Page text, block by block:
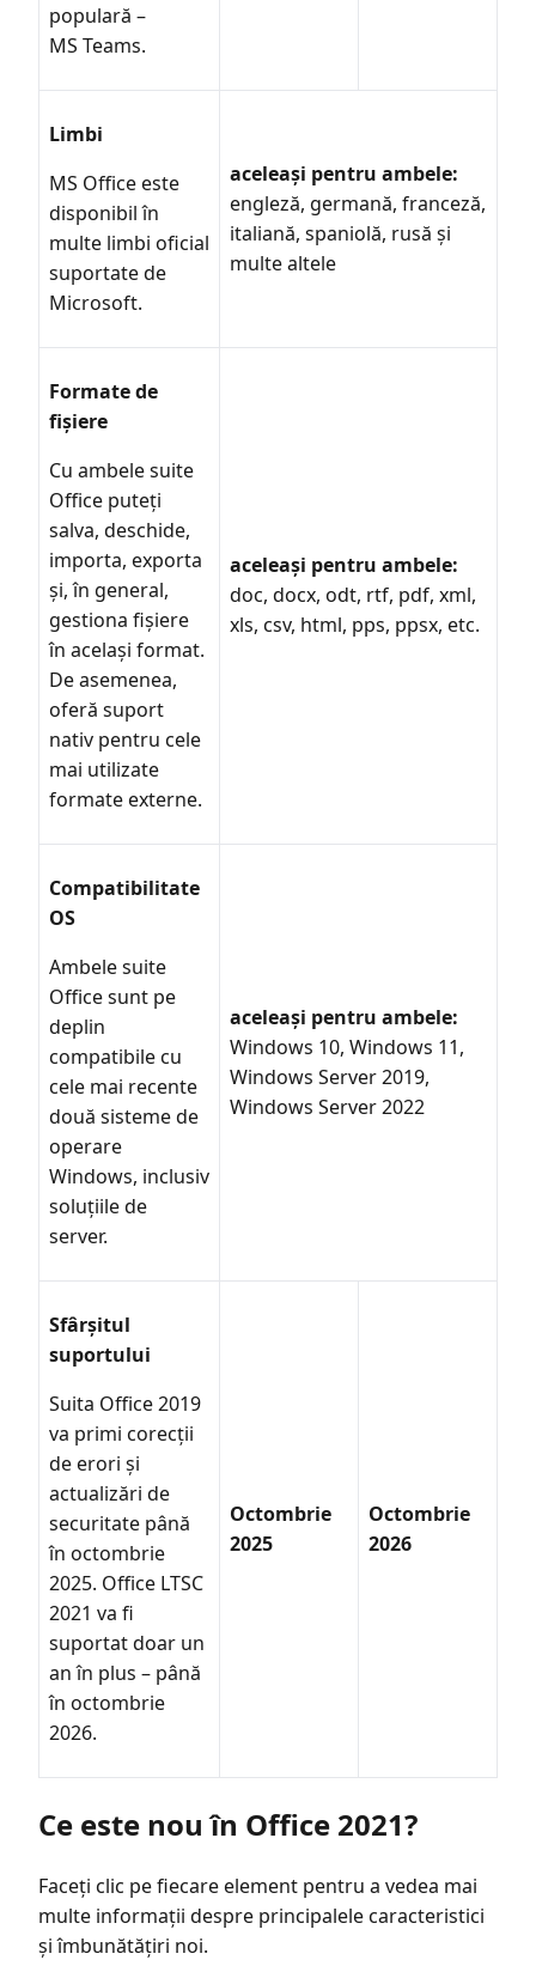
populară –
MS Teams.
Limbi
MS Office este
disponibil în
multe limbi oficial
suportate de
Microsoft.
aceleași pentru ambele:
engleză, germană, franceză,
italiană, spaniolă, rusă și
multe altele
Formate de
fișiere
Cu ambele suite
Office puteți
salva, deschide,
importa, exporta
și, în general,
gestiona fișiere
în același format.
De asemenea,
oferă suport
nativ pentru cele
mai utilizate
formate externe.
aceleași pentru ambele:
doc, docx, odt, rtf, pdf, xml,
xls, csv, html, pps, ppsx, etc.
Compatibilitate
OS
Ambele suite
Office sunt pe
deplin
compatibile cu
cele mai recente
două sisteme de
operare
Windows, inclusiv
soluțiile de
server.
aceleași pentru ambele:
Windows 10, Windows 11,
Windows Server 2019,
Windows Server 2022
Sfârșitul
suportului
Suita Office 2019
va primi corecții
de erori și
actualizări de
securitate până
în octombrie
2025. Office LTSC
2021 va fi
suportat doar un
an în plus – până
în octombrie
2026.
Octombrie
2025
Octombrie
2026
Ce este nou în Office 2021?
Faceți clic pe fiecare element pentru a vedea mai
multe informații despre principalele caracteristici
și îmbunătățiri noi.